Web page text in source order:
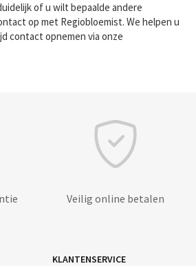
of u wilt bepaalde andere
op met Regiobloemist. We helpen u
contact opnemen via onze
Veilig online betalen
KLANTENSERVICE